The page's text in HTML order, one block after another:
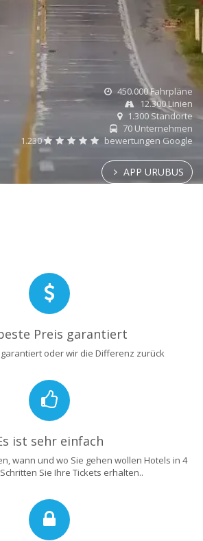
450.000 Fahrpläne
12.300 Linien
1.300 Standorte
70 Unternehmen
1.230
bewertungen Google
APP URUBUS
Preis garantiert
oder wir die Differenz zurück
ist sehr einfach
wann und wo Sie gehen wollen Hotels in 4
Sie Ihre Tickets erhalten..